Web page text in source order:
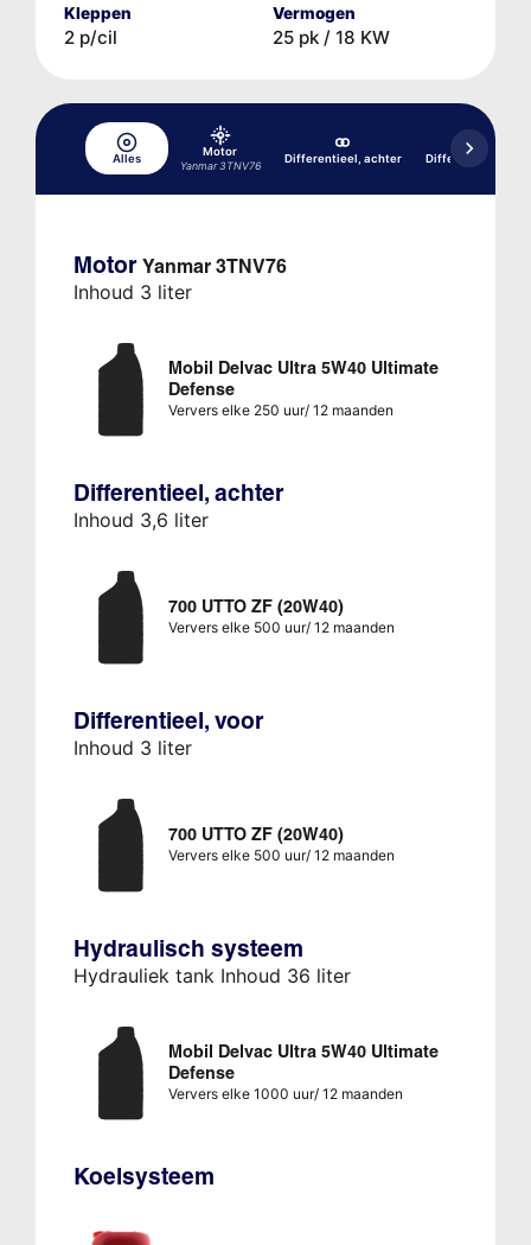
Kleppen
2 p/cil
Vermogen
25 pk / 18 KW
Alles
Motor
Yanmar 3TNV76
Differentieel, achter Differentieel, voor
Motor Yanmar 3TNV76
Inhoud 3 liter
Mobil Delvac Ultra 5W40 Ultimate
Defense
Ververs elke 250 uur/ 12 maanden
Differentieel, achter
Inhoud 3,6 liter
700 UTTO ZF (20W40)
Ververs elke 500 uur/ 12 maanden
Differentieel, voor
Inhoud 3 liter
700 UTTO ZF (20W40)
Ververs elke 500 uur/ 12 maanden
Hydraulisch systeem
Hydrauliek tank Inhoud 36 liter
Mobil Delvac Ultra 5W40 Ultimate
Defense
Ververs elke 1000 uur/ 12 maanden
Koelsysteem